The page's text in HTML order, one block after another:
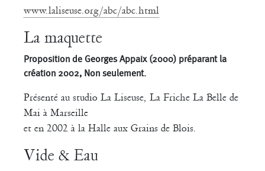
www.laliseuse.org/abc/abc.html
La maquette
Proposition de Georges Appaix (2000) préparant la
création 2002, Non seulement.
Présenté au studio La Liseuse, La Friche La Belle de
Mai à Marseille
et en 2002 à la Halle aux Grains de Blois.
Vide & Eau